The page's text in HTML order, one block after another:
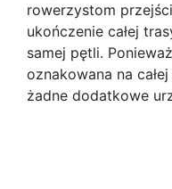
rowerzystom
ukończenie całej
samej pętli.
oznakowana na
żadne dodatkowe